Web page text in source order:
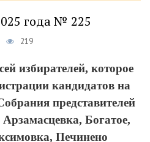
года № 225
219
избирателей, которое
кандидатов на
представителей
Арзамасцевка, Богатое,
Печинено